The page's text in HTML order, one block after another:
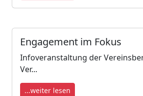
Engagement im Fokus
Infoveranstaltung der
Ver...
...weiter lesen